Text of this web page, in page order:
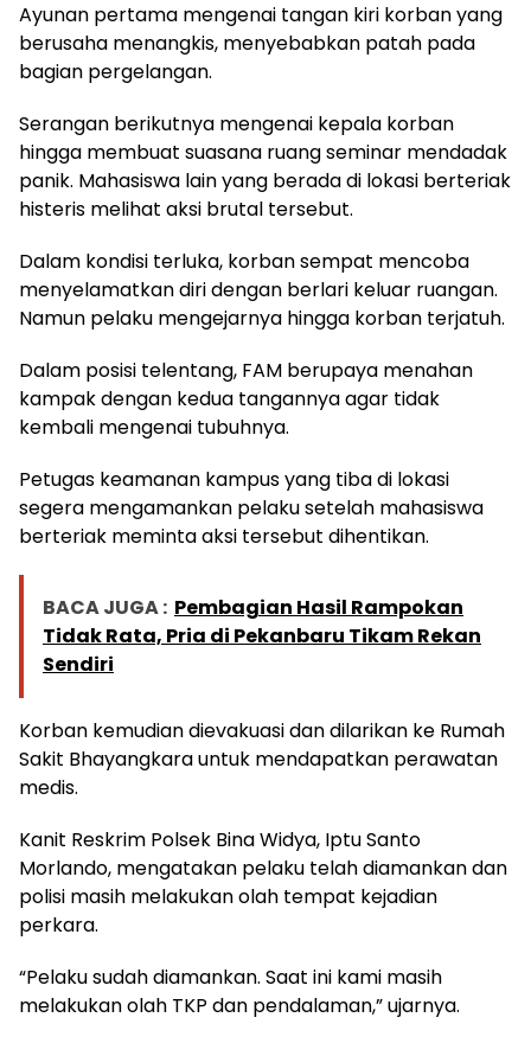
Ayunan pertama mengenai tangan kiri korban yang
berusaha menangkis, menyebabkan patah pada
bagian pergelangan.
Serangan berikutnya mengenai kepala korban
hingga membuat suasana ruang seminar mendadak
panik. Mahasiswa lain yang berada di lokasi berteriak
histeris melihat aksi brutal tersebut.
Dalam kondisi terluka, korban sempat mencoba
menyelamatkan diri dengan berlari keluar ruangan.
Namun pelaku mengejarnya hingga korban terjatuh.
Dalam posisi telentang, FAM berupaya menahan
kampak dengan kedua tangannya agar tidak
kembali mengenai tubuhnya.
Petugas keamanan kampus yang tiba di lokasi
segera mengamankan pelaku setelah mahasiswa
berteriak meminta aksi tersebut dihentikan.
BACA JUGA : Pembagian Hasil Rampokan
Tidak Rata, Pria di Pekanbaru Tikam Rekan
Sendiri
Korban kemudian dievakuasi dan dilarikan ke Rumah
Sakit Bhayangkara untuk mendapatkan perawatan
medis.
Kanit Reskrim Polsek Bina Widya, Iptu Santo
Morlando, mengatakan pelaku telah diamankan dan
polisi masih melakukan olah tempat kejadian
perkara.
“Pelaku sudah diamankan. Saat ini kami masih
melakukan olah TKP dan pendalaman,” ujarnya.